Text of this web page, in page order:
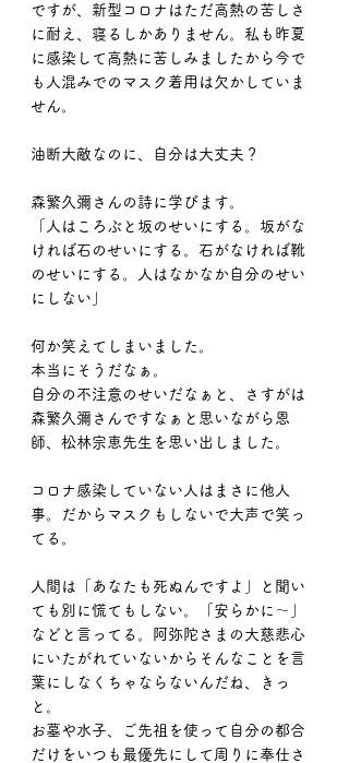
ですが、新型コロナはただ高熱の苦しさ
に耐え、寝るしかありません。私も昨夏
に感染して高熱に苦しみましたから今で
も人混みでのマスク着用は欠かしていま
せん。
油断大敵なのに、自分は大丈夫？
森繁久彌さんの詩に学びます。
「人はころぶと坂のせいにする。坂がな
ければ石のせいにする。石がなければ靴
のせいにする。人はなかなか自分のせい
にしない」
何か笑えてしまいました。
本当にそうだなぁ。
自分の不注意のせいだなぁと、さすがは
森繁久彌さんですなぁと思いながら恩
師、松林宗恵先生を思い出しました。
コロナ感染していない人はまさに他人
事。だからマスクもしないで大声で笑っ
てる。
人間は「あなたも死ぬんですよ」と聞い
ても別に慌てもしない。「安らかに〜」
などと言ってる。阿弥陀さまの大慈悲心
にいたがれていないからそんなことを言
葉にしなくちゃならないんだね、きっ
と。
お墓や水子、ご先祖を使って自分の都合
だけをいつも最優先にして周りに奉仕さ